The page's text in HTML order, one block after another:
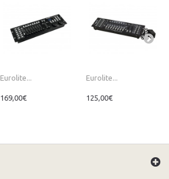
Eurolite...
169,00€
Eurolite...
125,00€